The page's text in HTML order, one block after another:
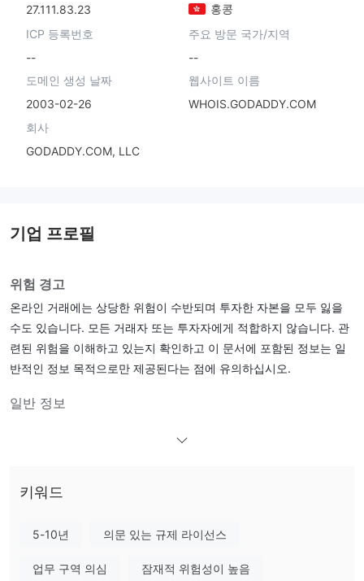
27.111.83.23
홍콩
ICP 등록번호
--
주요 방문 국가/지역
--
도메인 생성 날짜
2003-02-26
웹사이트 이름
WHOIS.GODADDY.COM
회사
GODADDY.COM, LLC
기업 프로필
위험 경고
온라인 거래에는 상당한 위험이 수반되며 투자한 자본을 모두 잃을
수도 있습니다. 모든 거래자 또는 투자자에게 적합하지 않습니다. 관
련된 위험을 이해하고 있는지 확인하고 이 문서에 포함된 정보는 일
반적인 정보 목적으로만 제공된다는 점에 유의하십시오.
일반 정보
업 금융, 자산 관리, 현물 fx, cfds, 시장 조사 및 자문 서비스를 포함
한 다양한 금융 서비스를 제공하는 금융 기관입니다. 이 회사는 말레
가진 전문가들로 구성된 글로벌 네트워크를 보유하고 있다고 주장합
니다. 그러나 다음 사항에 유의하는 것이 중요합니다. CCIB
키워드
5-10년 의문 있는 규제 라이선스
업무 구역 의심 잠재적 위험성이 높음